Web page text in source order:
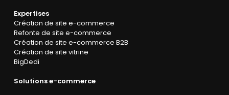
Expertises
Création de site e-commerce
Refonte de site e-commerce
Création de site e-commerce B2B
Création de site vitrine
BigDedi
Solutions e-commerce